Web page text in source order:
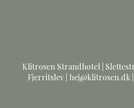
Klitrosen Strandhotel |
Fjerritslev | hej@klitrosen.dk |